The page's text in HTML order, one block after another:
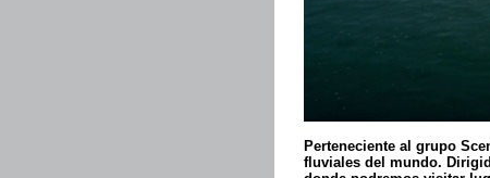
Perteneciente al grupo
fluviales del mundo.